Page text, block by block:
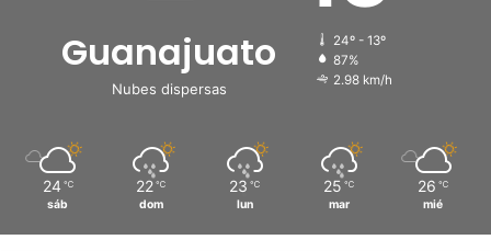
Guanajuato
Nubes dispersas
24º - 13º
87%
2.98 km/h
24 ℃
sáb
22 ℃
dom
23 ℃
lun
25 ℃
mar
26 ℃
mié